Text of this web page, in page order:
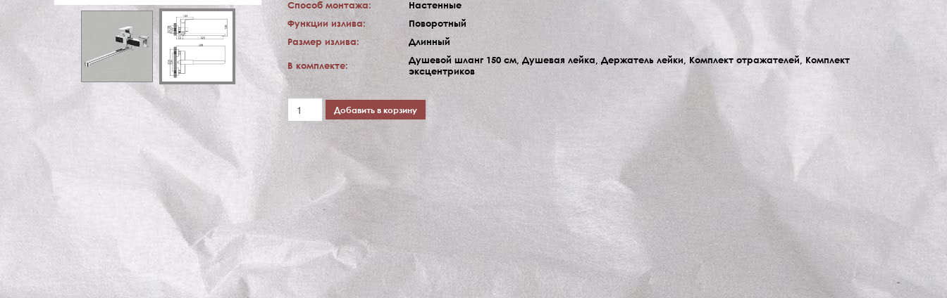
Способ монтажа:
Настенные
Функции излива:
Поворотный
Размер излива:
Длинный
В комплекте:
Душевой шланг 150 см, Душевая лейка, Держатель лейки, Комплект отражателей, Комплект
эксцентриков
Добавить в корзину